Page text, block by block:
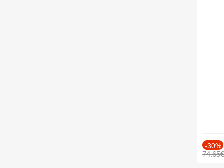
-30%
74.65€